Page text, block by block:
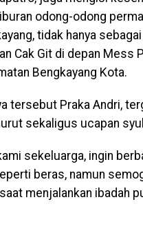
odong-odong
tidak hanya
Cak Git di depan Mess
Bengkayang Kota.
tersebut Praka Andri,
sekaligus ucapan
sekeluarga, ingin
beras, namun
menjalankan ibadah